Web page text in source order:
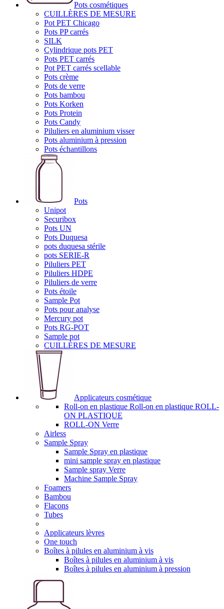
Pots cosmétiques
CUILLÈRES DE MESURE
Pot PET Chicago
Pots PP carrés
SILK
Cylindrique pots PET
Pots PET carrés
Pot PET carrés scellable
Pots crème
Pots de verre
Pots bambou
Pots Korken
Pots Protein
Pots Candy
Piluliers en aluminium visser
Pots aluminium à pression
Pots échantillons
Pots
Unipot
Securibox
Pots UN
Pots Duquesa
pots duquesa stérile
pots SERIE-R
Piluliers PET
Piluliers HDPE
Piluliers de verre
Pots étoile
Sample Pot
Pots pour analyse
Mercury pot
Pots RG-POT
Sample pot
CUILLÈRES DE MESURE
Applicateurs cosmétique
Roll-on en plastique Roll-on en plastique ROLL-
ON PLASTIQUE
ROLL-ON Verre
Airless
Sample Spray
Sample Spray en plastique
mini sample spray en plastique
Sample spray Verre
Machine Sample Spray
Foamers
Bambou
Flacons
Tubes
Applicateurs lèvres
One touch
Boîtes à pilules en aluminium à vis
Boîtes à pilules en aluminium à vis
Boîtes à pilules en aluminium à pression